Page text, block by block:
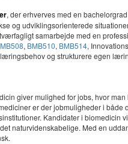
, der erhverves med en
og udviklingsorienterede
samarbejde med en
, BMB510, BMB514,
og strukturere egen
giver mulighed for jobs, hvor
er der jobmuligheder i både
Kandidater i
naturvidenskabelige. Med en